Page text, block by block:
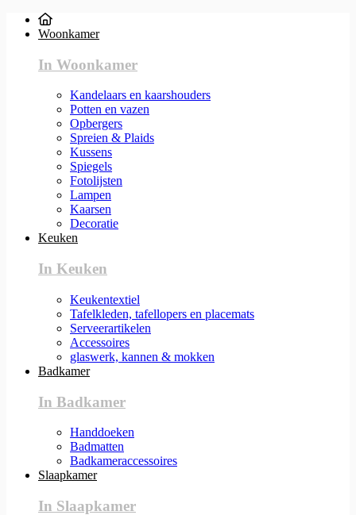
Woonkamer
In Woonkamer
Kandelaars en kaarshouders
Potten en vazen
Opbergers
Spreien & Plaids
Kussens
Spiegels
Fotolijsten
Lampen
Kaarsen
Decoratie
Keuken
In Keuken
Keukentextiel
Tafelkleden, tafellopers en placemats
Serveerartikelen
Accessoires
glaswerk, kannen & mokken
Badkamer
In Badkamer
Handdoeken
Badmatten
Badkameraccessoires
Slaapkamer
In Slaapkamer